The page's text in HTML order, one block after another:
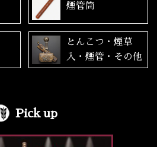
煙管筒
とんこつ・煙草
入・煙管・その他
Pick up